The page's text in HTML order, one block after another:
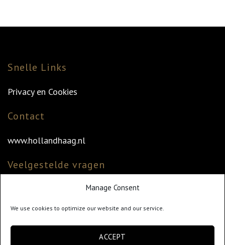
Manage Consent
We use cookies to optimize our website and our service.
ACCEPT
Snelle Links
Privacy en Cookies
Contact
www.hollandhaag.nl
Veelgestelde vragen
Veelgestelde vragen
Klantenservice